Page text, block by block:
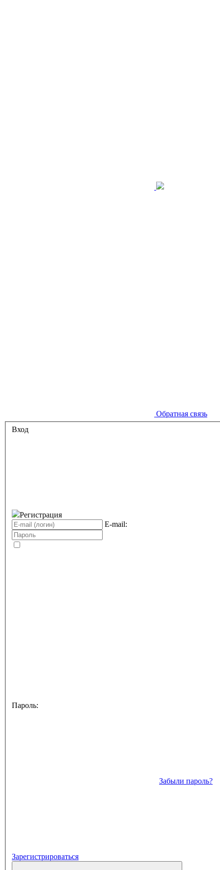
Обратная связь
Вход
Регистрация
E-mail:
Пароль:
Забыли пароль?
Зарегистрироваться